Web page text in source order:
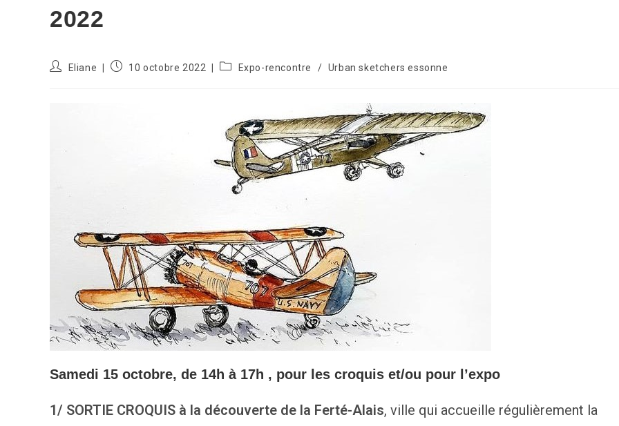
2022
Auteur/autrice
Eliane
Publication
10 octobre 2022
PostExpo-rencontre / Urban sketchers essonne
Samedi 15 octobre, de 14h à 17h , pour les croquis et/ou pour l’expo
1/ SORTIE CROQUIS à la découverte de la Ferté-Alais, ville qui accueille régulièrement la